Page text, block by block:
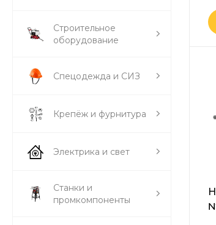
Строительное
оборудование
Спецодежда и СИЗ
Крепёж и фурнитура
Электрика и свет
Станки и
промкомпоненты